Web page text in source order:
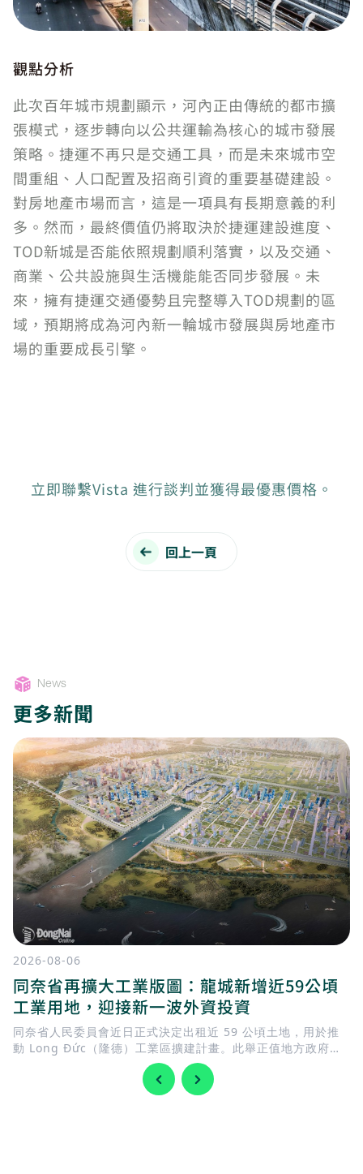
觀點分析
此次百年城市規劃顯示，河內正由傳統的都市擴
張模式，逐步轉向以公共運輸為核心的城市發展
策略。捷運不再只是交通工具，而是未來城市空
間重組、人口配置及招商引資的重要基礎建設。
對房地產市場而言，這是一項具有長期意義的利
多。然而，最終價值仍將取決於捷運建設進度、
TOD新城是否能依照規劃順利落實，以及交通、
商業、公共設施與生活機能能否同步發展。未
來，擁有捷運交通優勢且完整導入TOD規劃的區
域，預期將成為河內新一輪城市發展與房地產市
場的重要成長引擎。
立即聯繫Vista 進行談判並獲得最優惠價格。
回上一頁
News
更多新聞
2026-08-06
同奈省再擴大工業版圖：龍城新增近59公頃
工業用地，迎接新一波外資投資
同奈省人民委員會近日正式決定出租近 59 公頃土地，用於推
動 Long Đức（隆德）工業區擴建計畫。此舉正值地方政府加
快完善基礎建設，迎接 隆城國際機場 即將投入營運，同時持續
擴充工業用地，以滿足國內外企業日益增加的投資需求。